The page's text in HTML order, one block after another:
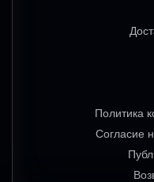
Политика
Согласие